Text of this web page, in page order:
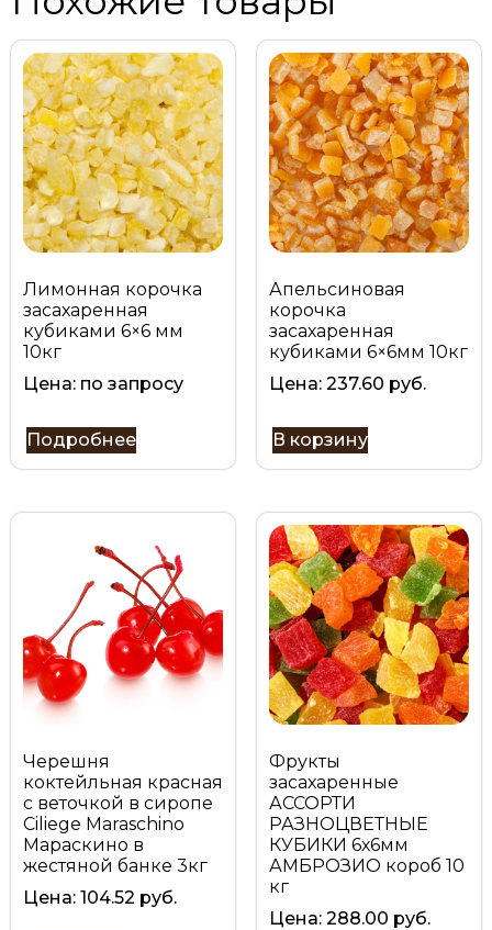
Лимонная корочка
засахаренная
кубиками 6×6 мм
10кг
Цена: по запросу
Подробнее
Апельсиновая
корочка
засахаренная
кубиками 6×6мм 10кг
Цена: 237.60 руб.
В корзину
Черешня
коктейльная красная
с веточкой в сиропе
Ciliege Maraschino
Мараскино в
жестяной банке 3кг
Цена: 104.52 руб.
Фрукты
засахаренные
АССОРТИ
РАЗНОЦВЕТНЫЕ
КУБИКИ 6х6мм
АМБРОЗИО короб 10
кг
Цена: 288.00 руб.